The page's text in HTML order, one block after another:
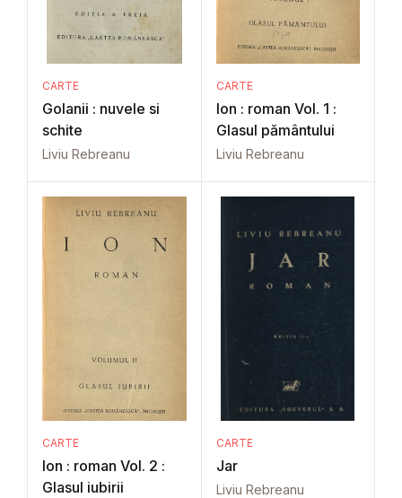
CARTE
Golanii : nuvele si
schite
Liviu Rebreanu
CARTE
Ion : roman Vol. 1 :
Glasul pământului
Liviu Rebreanu
CARTE
Ion : roman Vol. 2 :
Glasul iubirii
CARTE
Jar
Liviu Rebreanu